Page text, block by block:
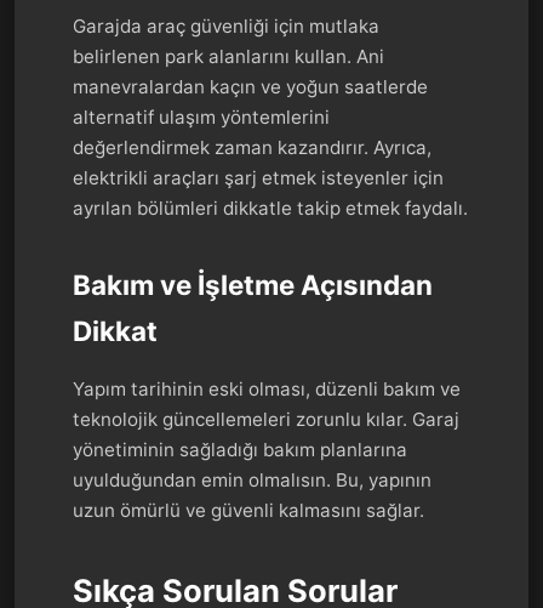
Garajda araç güvenliği için mutlaka
belirlenen park alanlarını kullan. Ani
manevralardan kaçın ve yoğun saatlerde
alternatif ulaşım yöntemlerini
değerlendirmek zaman kazandırır. Ayrıca,
elektrikli araçları şarj etmek isteyenler için
ayrılan bölümleri dikkatle takip etmek faydalı.
Bakım ve İşletme Açısından
Dikkat
Yapım tarihinin eski olması, düzenli bakım ve
teknolojik güncellemeleri zorunlu kılar. Garaj
yönetiminin sağladığı bakım planlarına
uyulduğundan emin olmalısın. Bu, yapının
uzun ömürlü ve güvenli kalmasını sağlar.
Sıkça Sorulan Sorular